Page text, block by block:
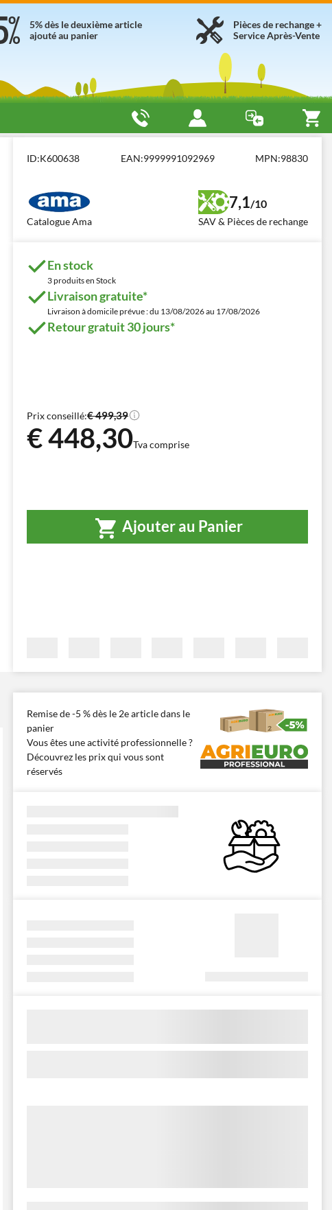
Pièces de rechange +
Service Après-Vente
5% dès le deuxième article
ajouté au panier
ID:K600638 EAN:9999991092969 MPN:98830
Catalogue Ama
7,1/10
SAV & Pièces de rechange
En stock
3 produits en Stock
Livraison gratuite*
Livraison à domicile prévue : du 13/08/2026 au 17/08/2026
Retour gratuit 30 jours*
Prix conseillé:€ 499,39
€ 448,30Tva comprise
Ajouter au Panier
Remise de -5 % dès le 2e article dans le
panier
Vous êtes une activité professionnelle ?
Découvrez les prix qui vous sont
réservés